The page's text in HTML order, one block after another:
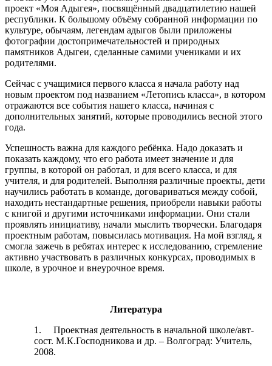
проект «Моя Адыгея», посвящённый двадцатилетию нашей
республики. К большому объёму собранной информации по
культуре, обычаям, легендам адыгов были приложены
фотографии достопримечательностей и природных
памятников Адыгеи, сделанные самими учениками и их
родителями.
Сейчас с учащимися первого класса я начала работу над
новым проектом под названием «Летопись класса», в котором
отражаются все события нашего класса, начиная с
дополнительных занятий, которые проводились весной этого
года.
Успешность важна для каждого ребёнка. Надо доказать и
показать каждому, что его работа имеет значение и для
группы, в которой он работал, и для всего класса, и для
учителя, и для родителей. Выполняя различные проекты, дети
научились работать в команде, договариваться между собой,
находить нестандартные решения, приобрели навыки работы
с книгой и другими источниками информации. Они стали
проявлять инициативу, начали мыслить творчески. Благодаря
проектным работам, повысилась мотивация. На мой взгляд, я
смогла зажечь в ребятах интерес к исследованию, стремление
активно участвовать в различных конкурсах, проводимых в
школе, в урочное и внеурочное время.
Литература
1. Проектная деятельность в начальной школе/авт-
сост. М.К.Господникова и др. – Волгоград: Учитель,
2008.